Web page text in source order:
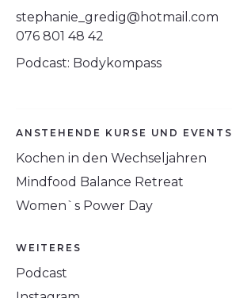
stephanie_gredig@hotmail.com
076 801 48 42
Podcast: Bodykompass
ANSTEHENDE KURSE UND EVENTS
Kochen in den Wechseljahren
Mindfood Balance Retreat
Women`s Power Day
WEITERES
Podcast